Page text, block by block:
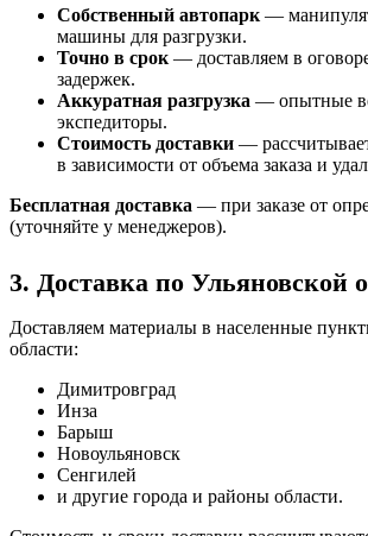
Собственный автопарк —
машины для разгрузки.
Точно в срок — доставляем в
задержек.
Аккуратная разгрузка — опытные
экспедиторы.
Стоимость доставки —
в зависимости от объема заказа и
Бесплатная доставка — при заказе от
(уточняйте у менеджеров).
3. Доставка по Ульяновской
Доставляем материалы в населенные
области:
Димитровград
Инза
Барыш
Новоульяновск
Сенгилей
и другие города и районы области.